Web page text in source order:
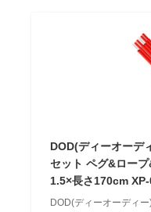
DOD(ディーオーデ
セット ペグ&ロー
1.5×長さ170cm
DOD(ディーオーディー